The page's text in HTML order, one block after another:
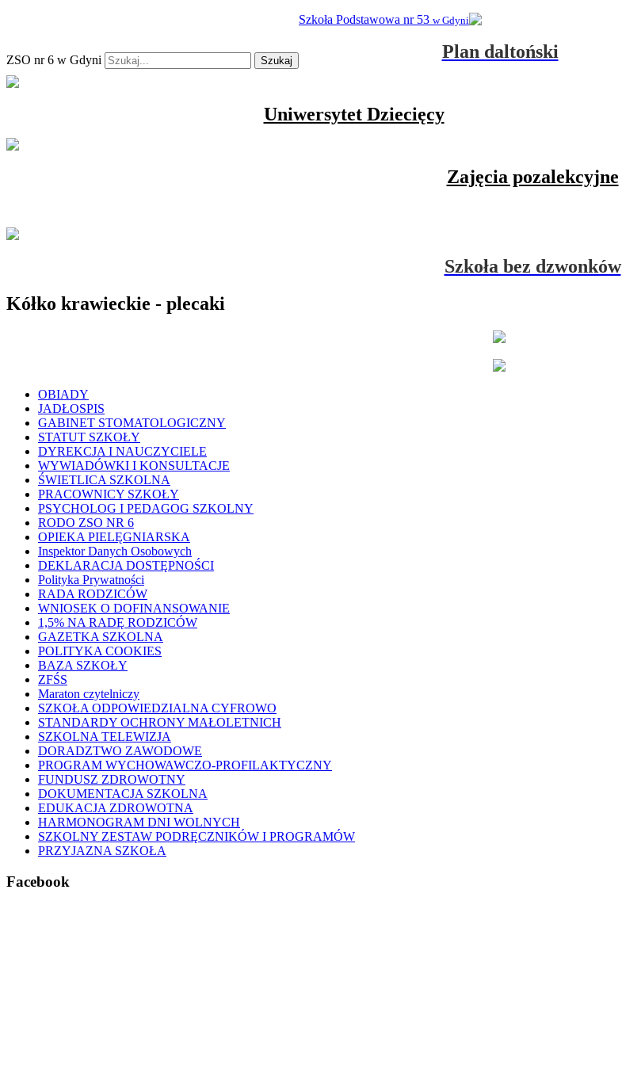
ZSO nr 6 w Gdyni Szukaj
Szkoła Podstawowa nr 53 w Gdyni
Plan daltoński
Uniwersytet Dziecięcy
Zajęcia pozalekcyjne
Szkoła bez dzwonków
Kółko krawieckie - plecaki
OBIADY
JADŁOSPIS
GABINET STOMATOLOGICZNY
STATUT SZKOŁY
DYREKCJA I NAUCZYCIELE
WYWIADÓWKI I KONSULTACJE
ŚWIETLICA SZKOLNA
PRACOWNICY SZKOŁY
PSYCHOLOG I PEDAGOG SZKOLNY
RODO ZSO NR 6
OPIEKA PIELĘGNIARSKA
Inspektor Danych Osobowych
DEKLARACJA DOSTĘPNOŚCI
Polityka Prywatności
RADA RODZICÓW
WNIOSEK O DOFINANSOWANIE
1,5% NA RADĘ RODZICÓW
GAZETKA SZKOLNA
POLITYKA COOKIES
BAZA SZKOŁY
ZFŚS
Maraton czytelniczy
SZKOŁA ODPOWIEDZIALNA CYFROWO
STANDARDY OCHRONY MAŁOLETNICH
SZKOLNA TELEWIZJA
DORADZTWO ZAWODOWE
PROGRAM WYCHOWAWCZO-PROFILAKTYCZNY
FUNDUSZ ZDROWOTNY
DOKUMENTACJA SZKOLNA
EDUKACJA ZDROWOTNA
HARMONOGRAM DNI WOLNYCH
SZKOLNY ZESTAW PODRĘCZNIKÓW I PROGRAMÓW
PRZYJAZNA SZKOŁA
Facebook